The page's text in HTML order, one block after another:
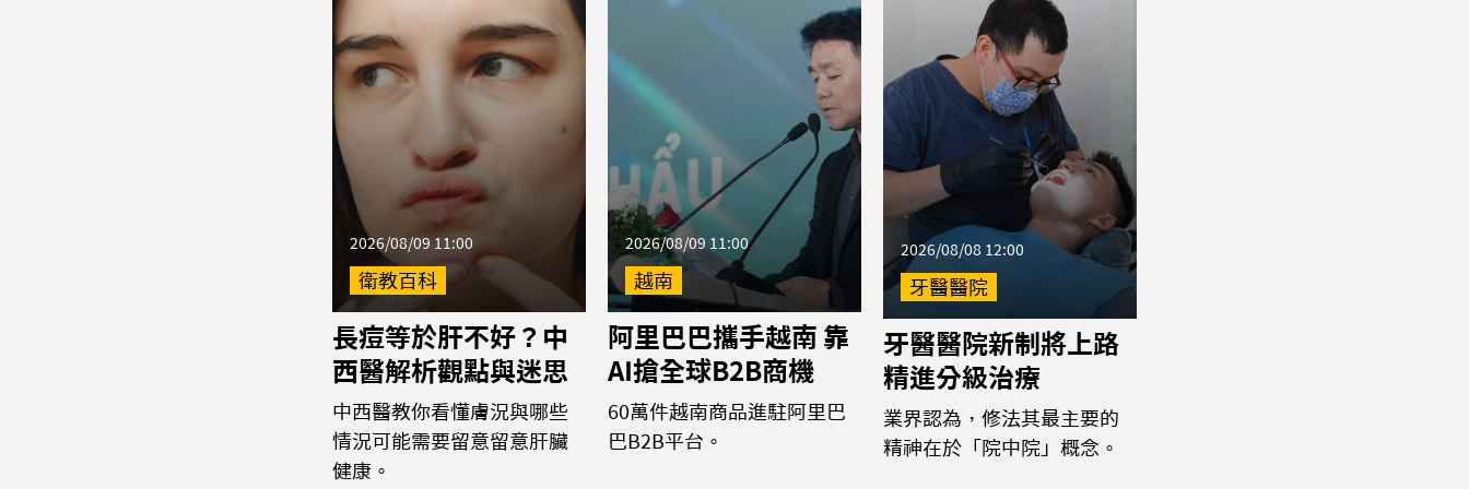
2026/08/09 11:00
衛教百科
長痘等於肝不好？中
西醫解析觀點與迷思
中西醫教你看懂膚況與哪些
情況可能需要留意留意肝臟
健康。
2026/08/09 11:00
越南
阿里巴巴攜手越南 靠
AI搶全球B2B商機
60萬件越南商品進駐阿里巴
巴B2B平台。
2026/08/08 12:00
牙醫醫院
牙醫醫院新制將上路
精進分級治療
業界認為，修法其最主要的
精神在於「院中院」概念。